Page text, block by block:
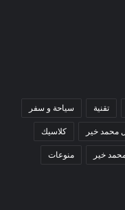
تقنية سياحة و سفر
محمد خير كلاسيك
خير منوعات